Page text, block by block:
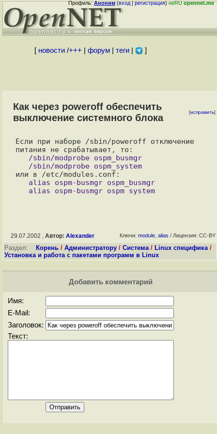
Профиль:Аноним(вход|регистрация)неRUopennet.me
[ новости/+++ форум| теги| ]
Как через poweroff обеспечить
выключение системного блока
[исправить]
Если при наборе /sbin/poweroff отключение
   /sbin/modprobe ospm_system
   alias ospm-busmgr ospm_system
29.07.2002 , Автор: Alexander Ключи: module alias / Лицензия: CC-BY
Раздел: Корень / Администратору / Система/ Linux специфика/
Установка и работа с пакетами программ в Linux
Добавить комментарий
Имя:
E-Mail:
Заголовок:
Текст: